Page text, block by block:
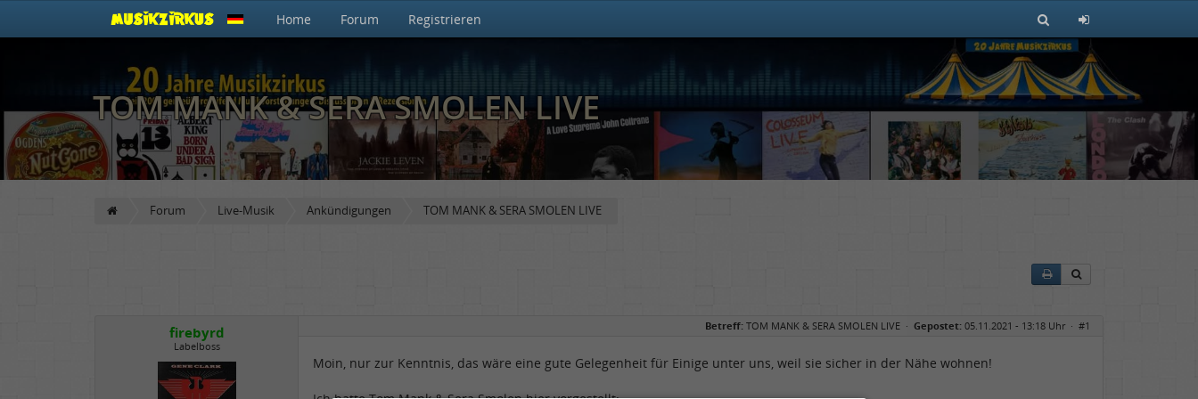
Home Forum Registrieren
TOM MANK & SERA SMOLEN LIVE
Forum Live-Musik Ankündigungen TOM MANK & SERA SMOLEN LIVE
firebyrd
Labelboss
Betreff: TOM MANK & SERA SMOLEN LIVE · Gepostet: 05.11.2021 - 13:18 Uhr · #1
Moin, nur zur Kenntnis, das wäre eine gute Gelegenheit für Einige unter uns, weil sie sicher in der Nähe wohnen!